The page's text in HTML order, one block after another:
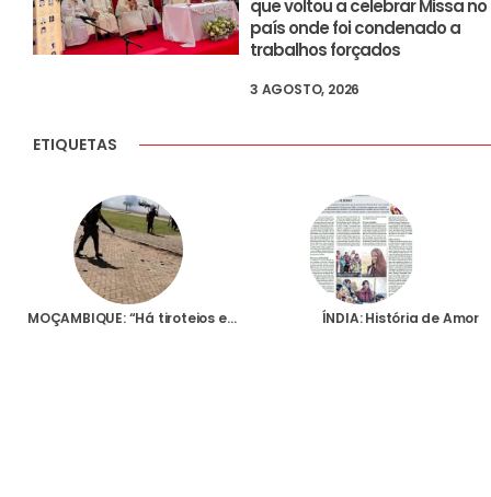
que voltou a celebrar Missa no
país onde foi condenado a
trabalhos forçados
3 AGOSTO, 2026
ETIQUETAS
MOÇAMBIQUE: “Há tiroteios em todo o lado. Seja o que Deus quiser…”, diz habitante de Palma em fuga após ataque a esta vila ÍNDIA: História de Amor